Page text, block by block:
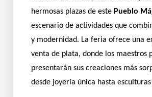
hermosas plazas de este Pueblo
escenario de actividades que
y modernidad. La feria ofrece una
venta de plata, donde los maestros
presentarán sus creaciones más
desde joyería única hasta